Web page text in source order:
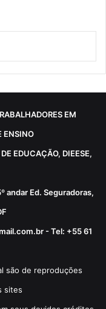
EM
ENSINO
EDUCAÇÃO, DIEESE,
andar Ed. Seguradoras,
- Tel: +55 61
são de reproduções
sites